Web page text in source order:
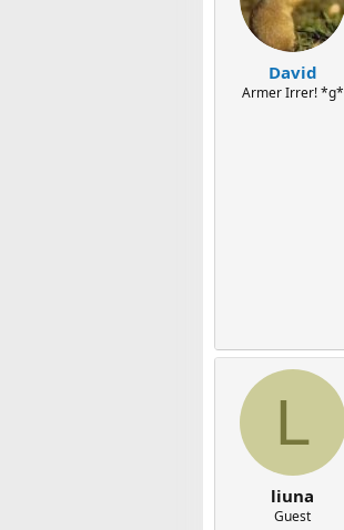
David
Armer Irrer! *g*
L
liuna
Guest